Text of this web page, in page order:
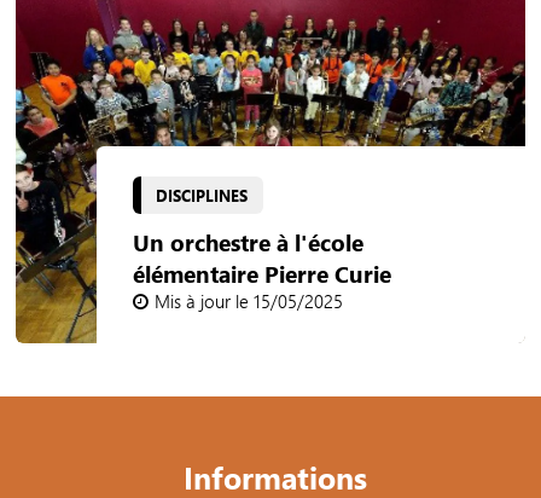
DISCIPLINES
Un orchestre à l'école
élémentaire Pierre Curie
Mis à jour le 15/05/2025
Informations